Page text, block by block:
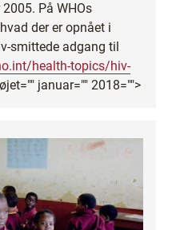
På WHOs
der er opnået i
smittede adgang til
health-topics/hiv-
januar="" 2018="">